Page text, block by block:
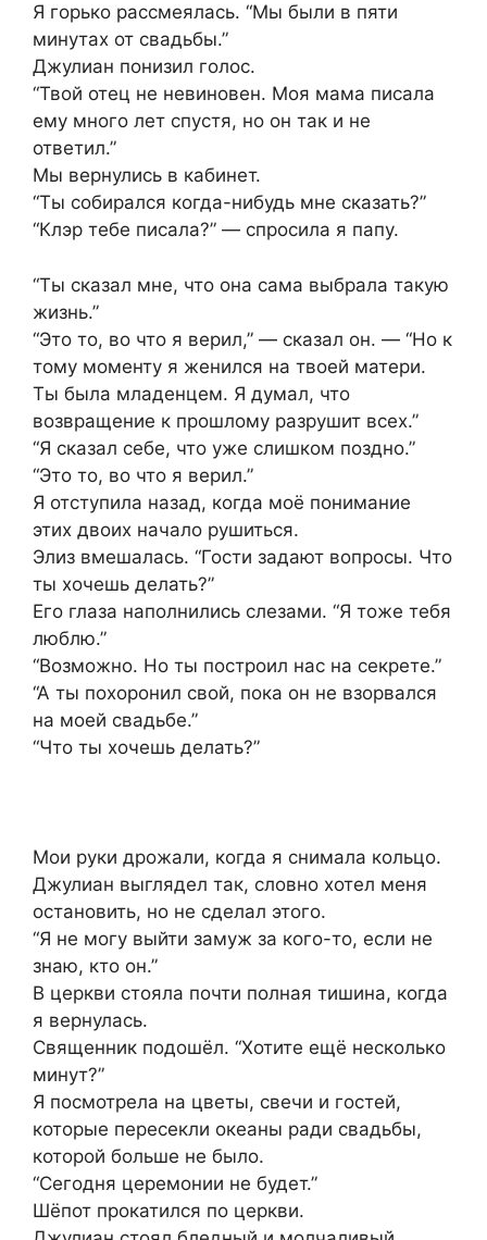
Я горько рассмеялась. “Мы были в пяти
минутах от свадьбы.”
Джулиан понизил голос.
“Твой отец не невиновен. Моя мама писала
ему много лет спустя, но он так и не
ответил.”
Мы вернулись в кабинет.
“Ты собирался когда-нибудь мне сказать?”
“Клэр тебе писала?” — спросила я папу.
“Ты сказал мне, что она сама выбрала такую
жизнь.”
“Это то, во что я верил,” — сказал он. — “Но к
тому моменту я женился на твоей матери.
Ты была младенцем. Я думал, что
возвращение к прошлому разрушит всех.”
“Я сказал себе, что уже слишком поздно.”
“Это то, во что я верил.”
Я отступила назад, когда моё понимание
этих двоих начало рушиться.
Элиз вмешалась. “Гости задают вопросы. Что
ты хочешь делать?”
Его глаза наполнились слезами. “Я тоже тебя
люблю.”
“Возможно. Но ты построил нас на секрете.”
“А ты похоронил свой, пока он не взорвался
на моей свадьбе.”
“Что ты хочешь делать?”
Мои руки дрожали, когда я снимала кольцо.
Джулиан выглядел так, словно хотел меня
остановить, но не сделал этого.
“Я не могу выйти замуж за кого-то, если не
знаю, кто он.”
В церкви стояла почти полная тишина, когда
я вернулась.
Священник подошёл. “Хотите ещё несколько
минут?”
Я посмотрела на цветы, свечи и гостей,
которые пересекли океаны ради свадьбы,
которой больше не было.
“Сегодня церемонии не будет.”
Шёпот прокатился по церкви.